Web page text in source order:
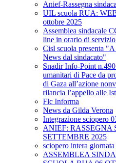
Anief-Rassegna
UIL scuola RUA:
ottobre 2025
Assemblea sindacale
line in orario di
Cisl scuola presenta
News dal sindacato"
Snadir Info-Point
umanitari di Pace da
di Gaza all’azione
rilancia l’appello alle
Flc Informa
News da Gilda Verona
Integrazione sciopero
ANIEF: RASSEGNA
SETTEMBRE 2025
sciopero intera
ASSEMBLEA